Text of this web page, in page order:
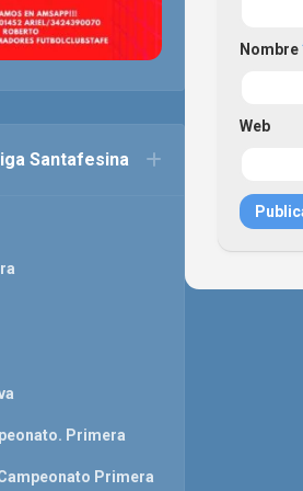
Nombre
Web
Santafesina
Primera
Primera